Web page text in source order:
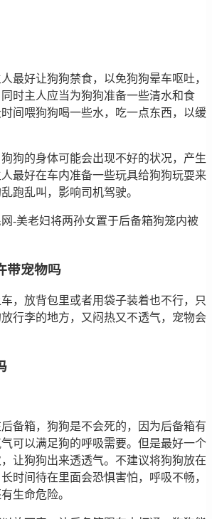
最好让狗狗禁食，以免狗狗晕车呕吐，
时主人应当为狗狗准备一些清水和食
间喂狗狗喝一些水，吃一点东西，以缓
狗的身体可能会出现不好的状况，产生
最好在车内准备一些玩具给狗狗玩耍来
跑乱叫，影响司机驾驶。
-美老妇将两孙女置于后备箱狗笼内被
带宠物吗
，放背包里或者用袋子装着也不行，只
行李的地方，又闷热又不透气，宠物会
备箱，狗狗是不会死的，因为后备箱有
可以满足狗的呼吸需要。但是最好一个
让狗狗出来透透气。不建议将狗狗放在
时间待在里面会恐惧害怕，呼吸不畅，
生命危险。